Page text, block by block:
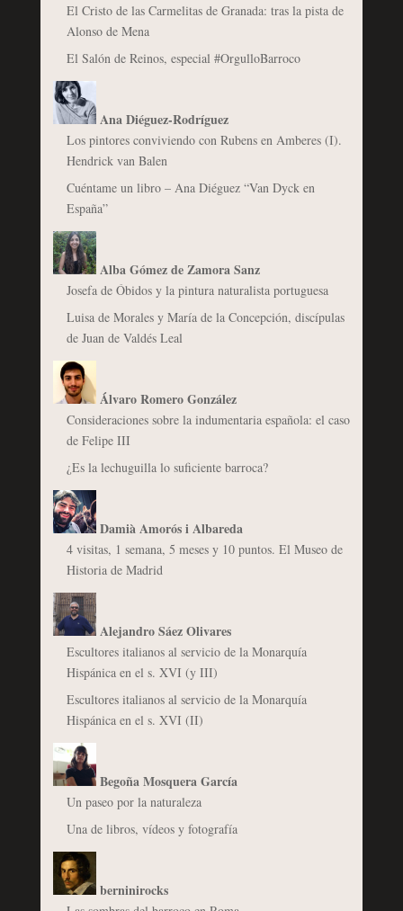
El Cristo de las Carmelitas de Granada: tras la pista de
Alonso de Mena
El Salón de Reinos, especial #OrgulloBarroco
Ana Diéguez-Rodríguez
Los pintores conviviendo con Rubens en Amberes (I).
Hendrick van Balen
Cuéntame un libro – Ana Diéguez “Van Dyck en
España”
Alba Gómez de Zamora Sanz
Josefa de Óbidos y la pintura naturalista portuguesa
Luisa de Morales y María de la Concepción, discípulas
de Juan de Valdés Leal
Álvaro Romero González
Consideraciones sobre la indumentaria española: el caso
de Felipe III
¿Es la lechuguilla lo suficiente barroca?
Damià Amorós i Albareda
4 visitas, 1 semana, 5 meses y 10 puntos. El Museo de
Historia de Madrid
Alejandro Sáez Olivares
Escultores italianos al servicio de la Monarquía
Hispánica en el s. XVI (y III)
Escultores italianos al servicio de la Monarquía
Hispánica en el s. XVI (II)
Begoña Mosquera García
Un paseo por la naturaleza
Una de libros, vídeos y fotografía
berninirocks